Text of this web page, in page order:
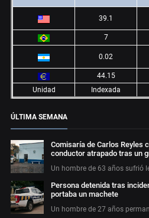
39.1
7
0.02
44.15
Unidad
Indexada
ÚLTIMA SEMANA
Comisaría de Carlos Reyles
conductor atrapado tras un
Un hombre de 63 años sufrió
Persona detenida tras
portaba un machete
Un hombre de 27 años